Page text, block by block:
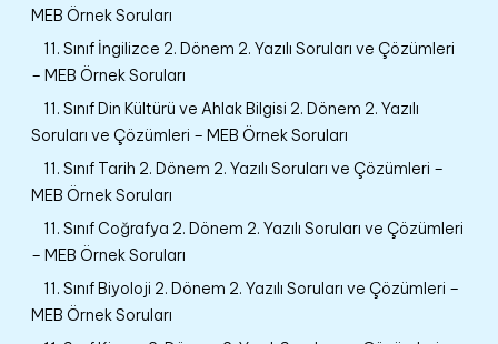
MEB Örnek Soruları
11. Sınıf İngilizce 2. Dönem 2. Yazılı Soruları ve Çözümleri
– MEB Örnek Soruları
11. Sınıf Din Kültürü ve Ahlak Bilgisi 2. Dönem 2. Yazılı
Soruları ve Çözümleri – MEB Örnek Soruları
11. Sınıf Tarih 2. Dönem 2. Yazılı Soruları ve Çözümleri –
MEB Örnek Soruları
11. Sınıf Coğrafya 2. Dönem 2. Yazılı Soruları ve Çözümleri
– MEB Örnek Soruları
11. Sınıf Biyoloji 2. Dönem 2. Yazılı Soruları ve Çözümleri –
MEB Örnek Soruları